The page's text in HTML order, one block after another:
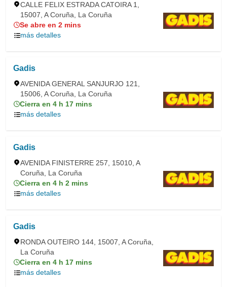
CALLE FELIX ESTRADA CATOIRA 1,
15007, A Coruña, La Coruña
Se abre en 2 mins
más detalles
Gadis
AVENIDA GENERAL SANJURJO 121,
15006, A Coruña, La Coruña
Cierra en 4 h 17 mins
más detalles
Gadis
AVENIDA FINISTERRE 257, 15010, A
Coruña, La Coruña
Cierra en 4 h 2 mins
más detalles
Gadis
RONDA OUTEIRO 144, 15007, A Coruña,
La Coruña
Cierra en 4 h 17 mins
más detalles